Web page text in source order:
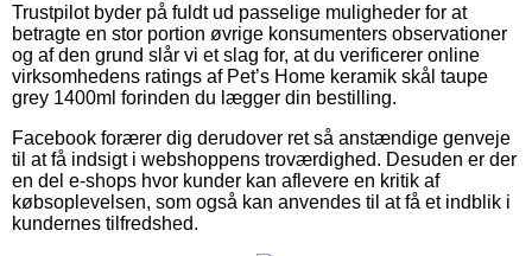
Trustpilot byder på fuldt ud passelige muligheder for at
betragte en stor portion øvrige konsumenters observationer
og af den grund slår vi et slag for, at du verificerer online
virksomhedens ratings af Pet’s Home keramik skål taupe
grey 1400ml forinden du lægger din bestilling.
Facebook forærer dig derudover ret så anstændige genveje
til at få indsigt i webshoppens troværdighed. Desuden er der
en del e-shops hvor kunder kan aflevere en kritik af
købsoplevelsen, som også kan anvendes til at få et indblik i
kundernes tilfredshed.